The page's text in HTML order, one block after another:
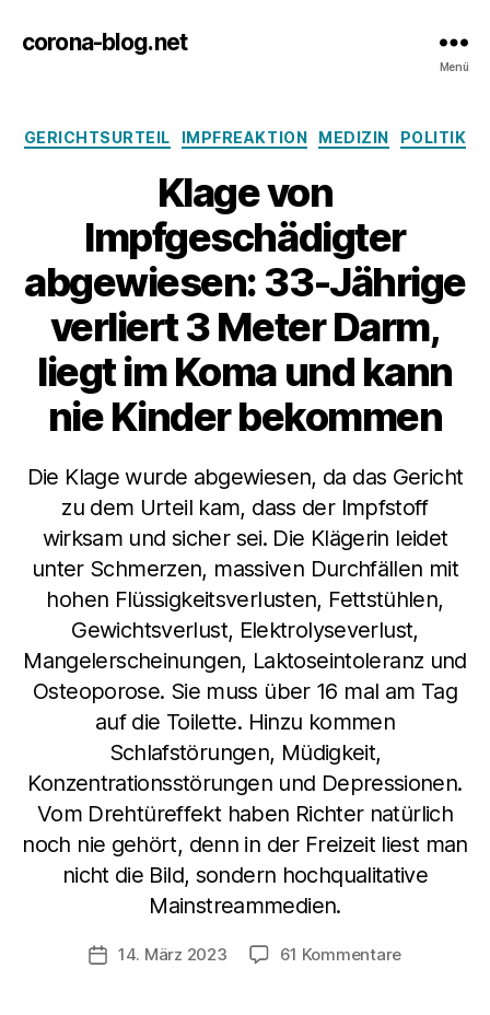
corona-blog.net
Menü
Kategorien
GERICHTSURTEIL IMPFREAKTION MEDIZIN POLITIK
Klage von
Impfgeschädigter
abgewiesen: 33-Jährige
verliert 3 Meter Darm,
liegt im Koma und kann
nie Kinder bekommen
Die Klage wurde abgewiesen, da das Gericht
zu dem Urteil kam, dass der Impfstoff
wirksam und sicher sei. Die Klägerin leidet
unter Schmerzen, massiven Durchfällen mit
hohen Flüssigkeitsverlusten, Fettstühlen,
Gewichtsverlust, Elektrolyseverlust,
Mangelerscheinungen, Laktoseintoleranz und
Osteoporose. Sie muss über 16 mal am Tag
auf die Toilette. Hinzu kommen
Schlafstörungen, Müdigkeit,
Konzentrationsstörungen und Depressionen.
Vom Drehtüreffekt haben Richter natürlich
noch nie gehört, denn in der Freizeit liest man
nicht die Bild, sondern hochqualitative
Mainstreammedien.
Veröffentlichungsdatum
14. März 2023 61 Kommentarezu